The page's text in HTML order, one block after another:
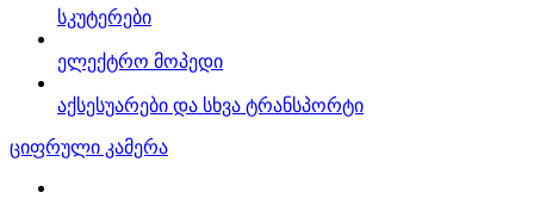
სკუტერები
ელექტრო მოპედი
აქსესუარები და სხვა ტრანსპორტი
ციფრული კამერა